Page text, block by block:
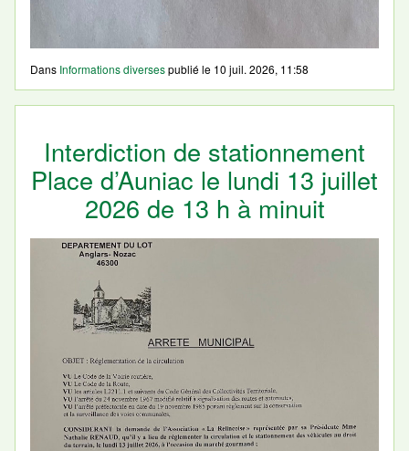
Dans Informations diversespublié le 10 juil. 2026, 11:58
Interdiction de stationnement
Place d’Auniac le lundi 13 juillet
2026 de 13 h à minuit